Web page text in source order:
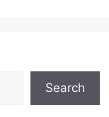
Search